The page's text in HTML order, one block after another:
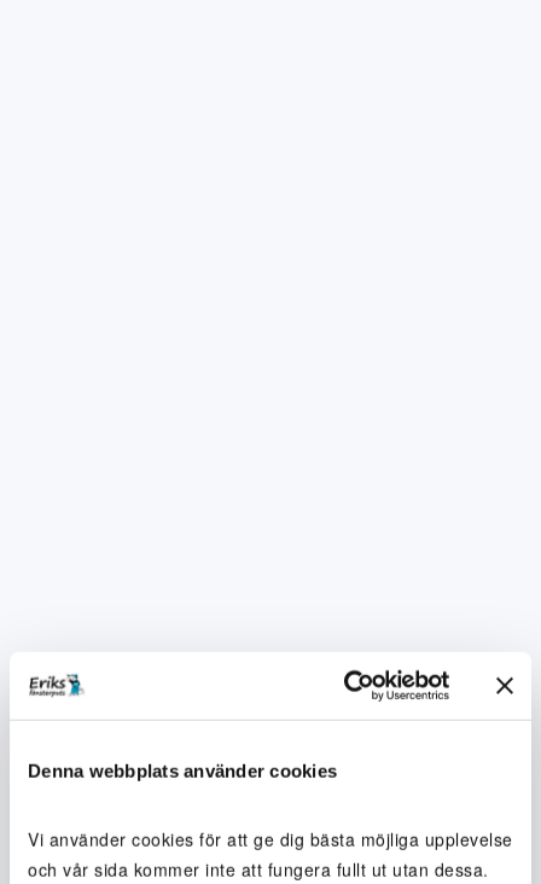
Denna webbplats använder cookies
Vi använder cookies för att ge dig bästa möjliga upplevelse
och vår sida kommer inte att fungera fullt ut utan dessa.